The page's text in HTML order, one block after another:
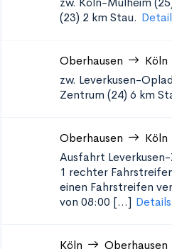
(23) 2 km Stau.
Oberhausen Köln
zw. Leverkusen-
Zentrum (24) 6 km
Oberhausen Köln
Ausfahrt
1 rechter
einen Fahrstreifen
von 08:00 [...]
Köln Oberhausen